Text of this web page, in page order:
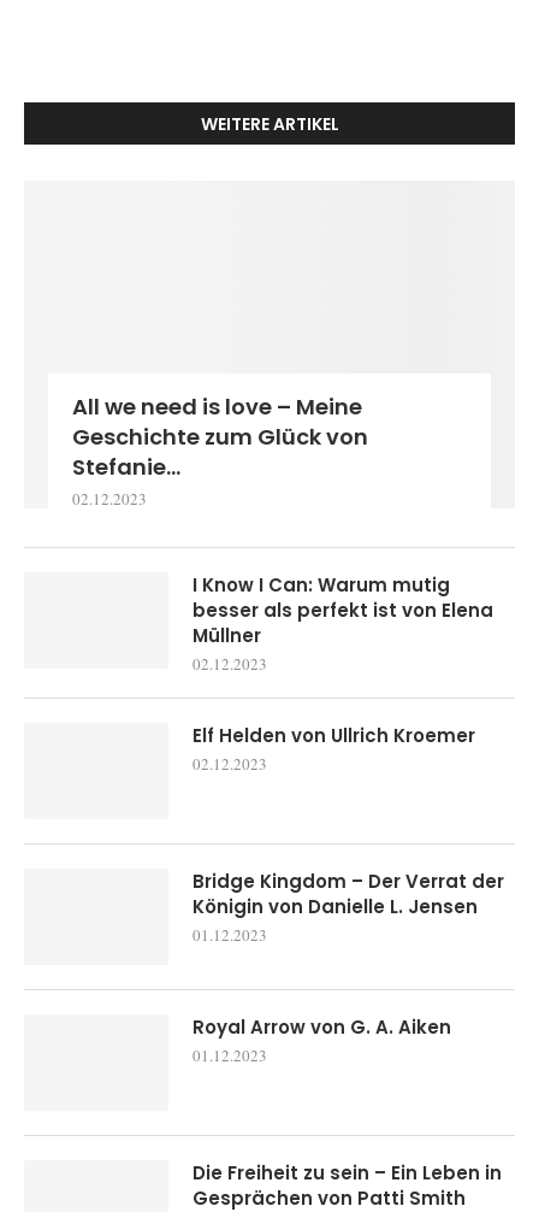
WEITERE ARTIKEL
All we need is love – Meine
Geschichte zum Glück von
Stefanie...
02.12.2023
I Know I Can: Warum mutig
besser als perfekt ist von Elena
Müllner
02.12.2023
Elf Helden von Ullrich Kroemer
02.12.2023
Bridge Kingdom – Der Verrat der
Königin von Danielle L. Jensen
01.12.2023
Royal Arrow von G. A. Aiken
01.12.2023
Die Freiheit zu sein – Ein Leben in
Gesprächen von Patti Smith